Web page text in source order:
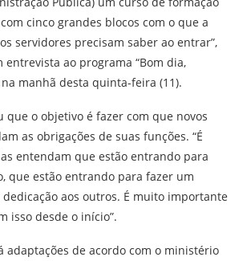
cinco grandes blocos com o que a
servidores precisam saber ao entrar”,
entrevista ao programa “Bom dia,
na manhã desta quinta-feira (11).
que o objetivo é fazer com que novos
as obrigações de suas funções. “É
entendam que estão entrando para
que estão entrando para fazer um
aos outros. É muito importante
isso desde o início”.
adaptações de acordo com o ministério